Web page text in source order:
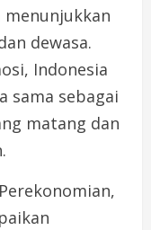
dewasa.
Indonesia
sama sebagai
matang dan